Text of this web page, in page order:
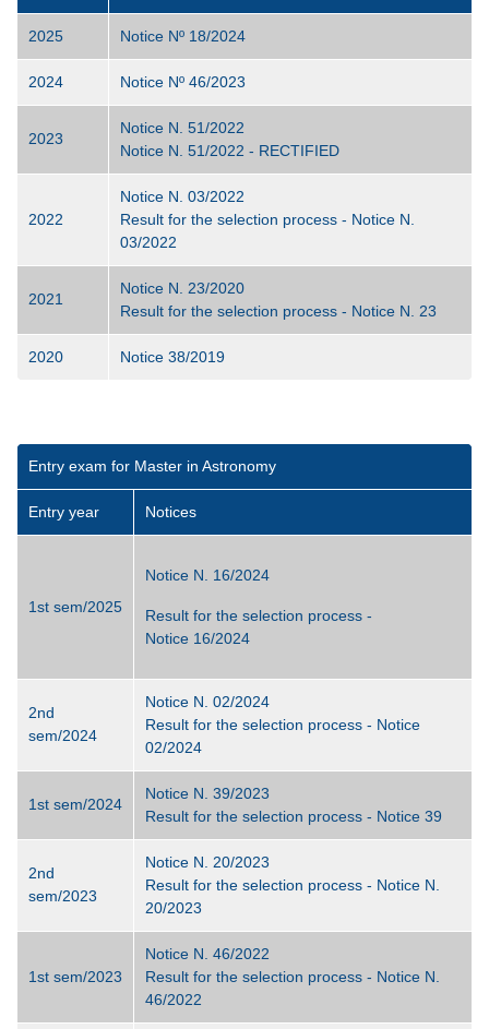
2025 Notice Nº 18/2024
2024 Notice Nº 46/2023
2023
Notice N. 51/2022
Notice N. 51/2022 - RECTIFIED
2022
Notice N. 03/2022
Result for the selection process - Notice N.
03/2022
2021
Notice N. 23/2020
Result for the selection process - Notice N. 23
2020 Notice 38/2019
Entry exam for Master in Astronomy
Entry year Notices
1st sem/2025
Notice N. 16/2024
Result for the selection process -
Notice 16/2024
2nd
sem/2024
Notice N. 02/2024
Result for the selection process - Notice
02/2024
1st sem/2024
Notice N. 39/2023
Result for the selection process - Notice 39
2nd
sem/2023
Notice N. 20/2023
Result for the selection process - Notice N.
20/2023
1st sem/2023
Notice N. 46/2022
Result for the selection process - Notice N.
46/2022